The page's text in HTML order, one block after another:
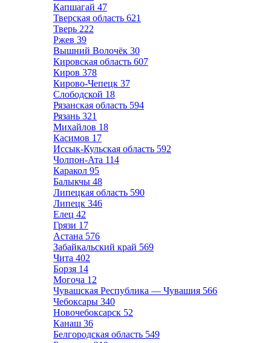
Капшагай 47
Тверская область 621
Тверь 222
Ржев 39
Вышний Волочёк 30
Кировская область 607
Киров 378
Кирово-Чепецк 37
Слободской 18
Рязанская область 594
Рязань 321
Михайлов 18
Касимов 17
Иссык-Кульская область 592
Чолпон-Ата 114
Каракол 95
Балыкчы 48
Липецкая область 590
Липецк 346
Елец 42
Грязи 17
Астана 576
Забайкальский край 569
Чита 402
Борзя 14
Могоча 12
Чувашская Республика — Чувашия 566
Чебоксары 340
Новочебоксарск 52
Канаш 36
Белгородская область 549